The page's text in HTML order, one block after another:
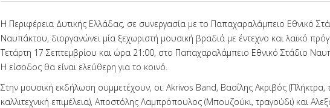
Η Περιφέρεια Δυτικής Ελλάδας, σε συνεργασία με το Παπαχαραλάμπειο Εθνικό
Ναυπάκτου, διοργανώνει μία ξεχωριστή μουσική βραδιά με έντεχνο και λαϊκό
Τετάρτη 17 Σεπτεμβρίου και ώρα 21:00, στο Παπαχαραλάμπειο Εθνικό Στάδιο
Η είσοδος θα είναι ελεύθερη για το κοινό.
Στην μουσική εκδήλωση συμμετέχουν, οι: Akrivοs Band, Βασίλης Ακριβός (Πλήκτρα,
καλλιτεχνική επιμέλεια), Αποστόλης Λαμπρόπουλος (Μπουζούκι, τραγούδι) και